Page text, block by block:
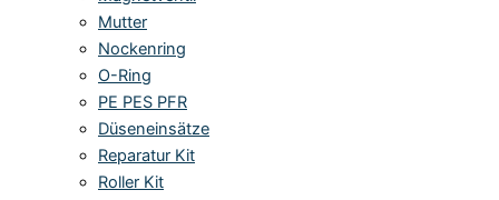
Mutter
Nockenring
O-Ring
PE PES PFR
Düseneinsätze
Reparatur Kit
Roller Kit